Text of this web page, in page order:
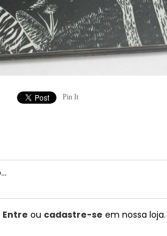
Pin It
Entre ou cadastre-se em nossa loja.